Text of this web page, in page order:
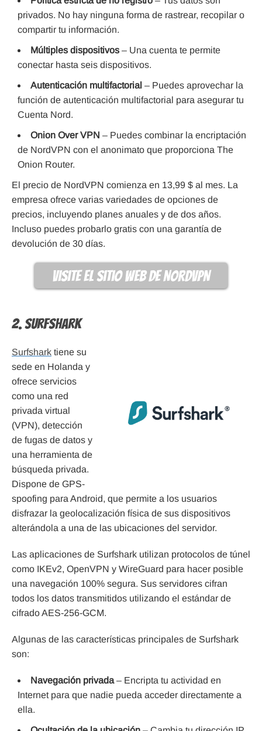
privados. No hay ninguna forma de rastrear, recopilar o
compartir tu información.
Múltiples dispositivos – Una cuenta te permite
conectar hasta seis dispositivos.
Autenticación multifactorial – Puedes aprovechar la
función de autenticación multifactorial para asegurar tu
Cuenta Nord.
Onion Over VPN – Puedes combinar la encriptación
de NordVPN con el anonimato que proporciona The
Onion Router.
El precio de NordVPN comienza en 13,99 $ al mes. La
empresa ofrece varias variedades de opciones de
precios, incluyendo planes anuales y de dos años.
Incluso puedes probarlo gratis con una garantía de
devolución de 30 días.
visite el sitio web de NordVPN
2. Surfshark
Surfshark tiene su
sede en Holanda y
ofrece servicios
como una red
privada virtual
(VPN), detección
de fugas de datos y
una herramienta de
búsqueda privada.
Dispone de GPS-
spoofing para Android, que permite a los usuarios
disfrazar la geolocalización física de sus dispositivos
alterándola a una de las ubicaciones del servidor.
Las aplicaciones de Surfshark utilizan protocolos de túnel
como IKEv2, OpenVPN y WireGuard para hacer posible
una navegación 100% segura. Sus servidores cifran
todos los datos transmitidos utilizando el estándar de
cifrado AES-256-GCM.
Algunas de las características principales de Surfshark
son:
Navegación privada– Encripta tu actividad en
Internet para que nadie pueda acceder directamente a
ella.